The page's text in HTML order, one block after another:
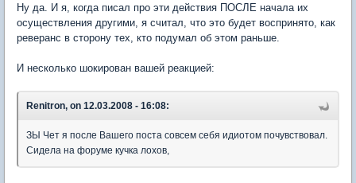
Ну да. И я, когда писал про эти действия ПОСЛЕ начала их
осуществления другими, я считал, что это будет воспринято, как
реверанс в сторону тех, кто подумал об этом раньше.
И несколько шокирован вашей реакцией:
Renitron, on 12.03.2008 - 16:08:
ЗЫ Чет я после Вашего поста совсем себя идиотом почувствовал.
Сидела на форуме кучка лохов,